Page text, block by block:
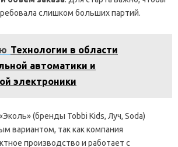
слишком больших партий.
Технологии в области
автоматики и
электроники
(бренды Tobbi Kids, Луч, Soda)
вариантом, так как компания
производство и работает с